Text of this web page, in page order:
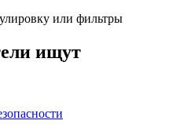
или фильтры
ищут